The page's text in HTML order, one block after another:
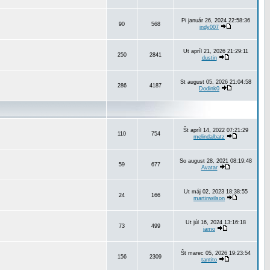
90 568
Pi január 26, 2024 22:58:36
indy007
250 2841
Ut apríl 21, 2026 21:29:11
dustin
286 4187
St august 05, 2026 21:04:58
Dodink0
110 754
Št apríl 14, 2022 07:21:29
melindalbatz
59 677
So august 28, 2021 08:19:48
Avatar
24 166
Ut máj 02, 2023 18:38:55
martinwilson
73 499
Ut júl 16, 2024 13:16:18
jamo
156 2309
Št marec 05, 2026 19:23:54
tantito